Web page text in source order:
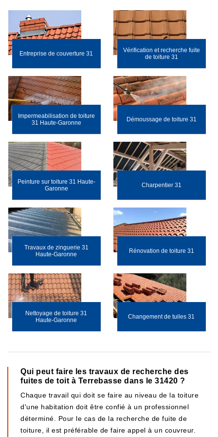
Entreprise de couverture 31
Vérification et recherche fuite
de toiture 31
Impermeabilisation de toiture
31 Haute-Garonne
Démoussage de toiture 31
Peinture sur toiture 31 Haute-
Garonne
Charpentier 31
Travaux de zinguerie 31
Haute-Garonne
Rénovation de toiture 31
Nettoyage de toiture 31
Haute-Garonne
Changement de tuiles 31
Qui peut faire les travaux de recherche des
fuites de toit à Terrebasse dans le 31420 ?
Chaque travail qui doit se faire au niveau de la toiture
d'une habitation doit être confié à un professionnel
déterminé. Pour le cas de la recherche de fuite de
toiture, il est préférable de faire appel à un couvreur.